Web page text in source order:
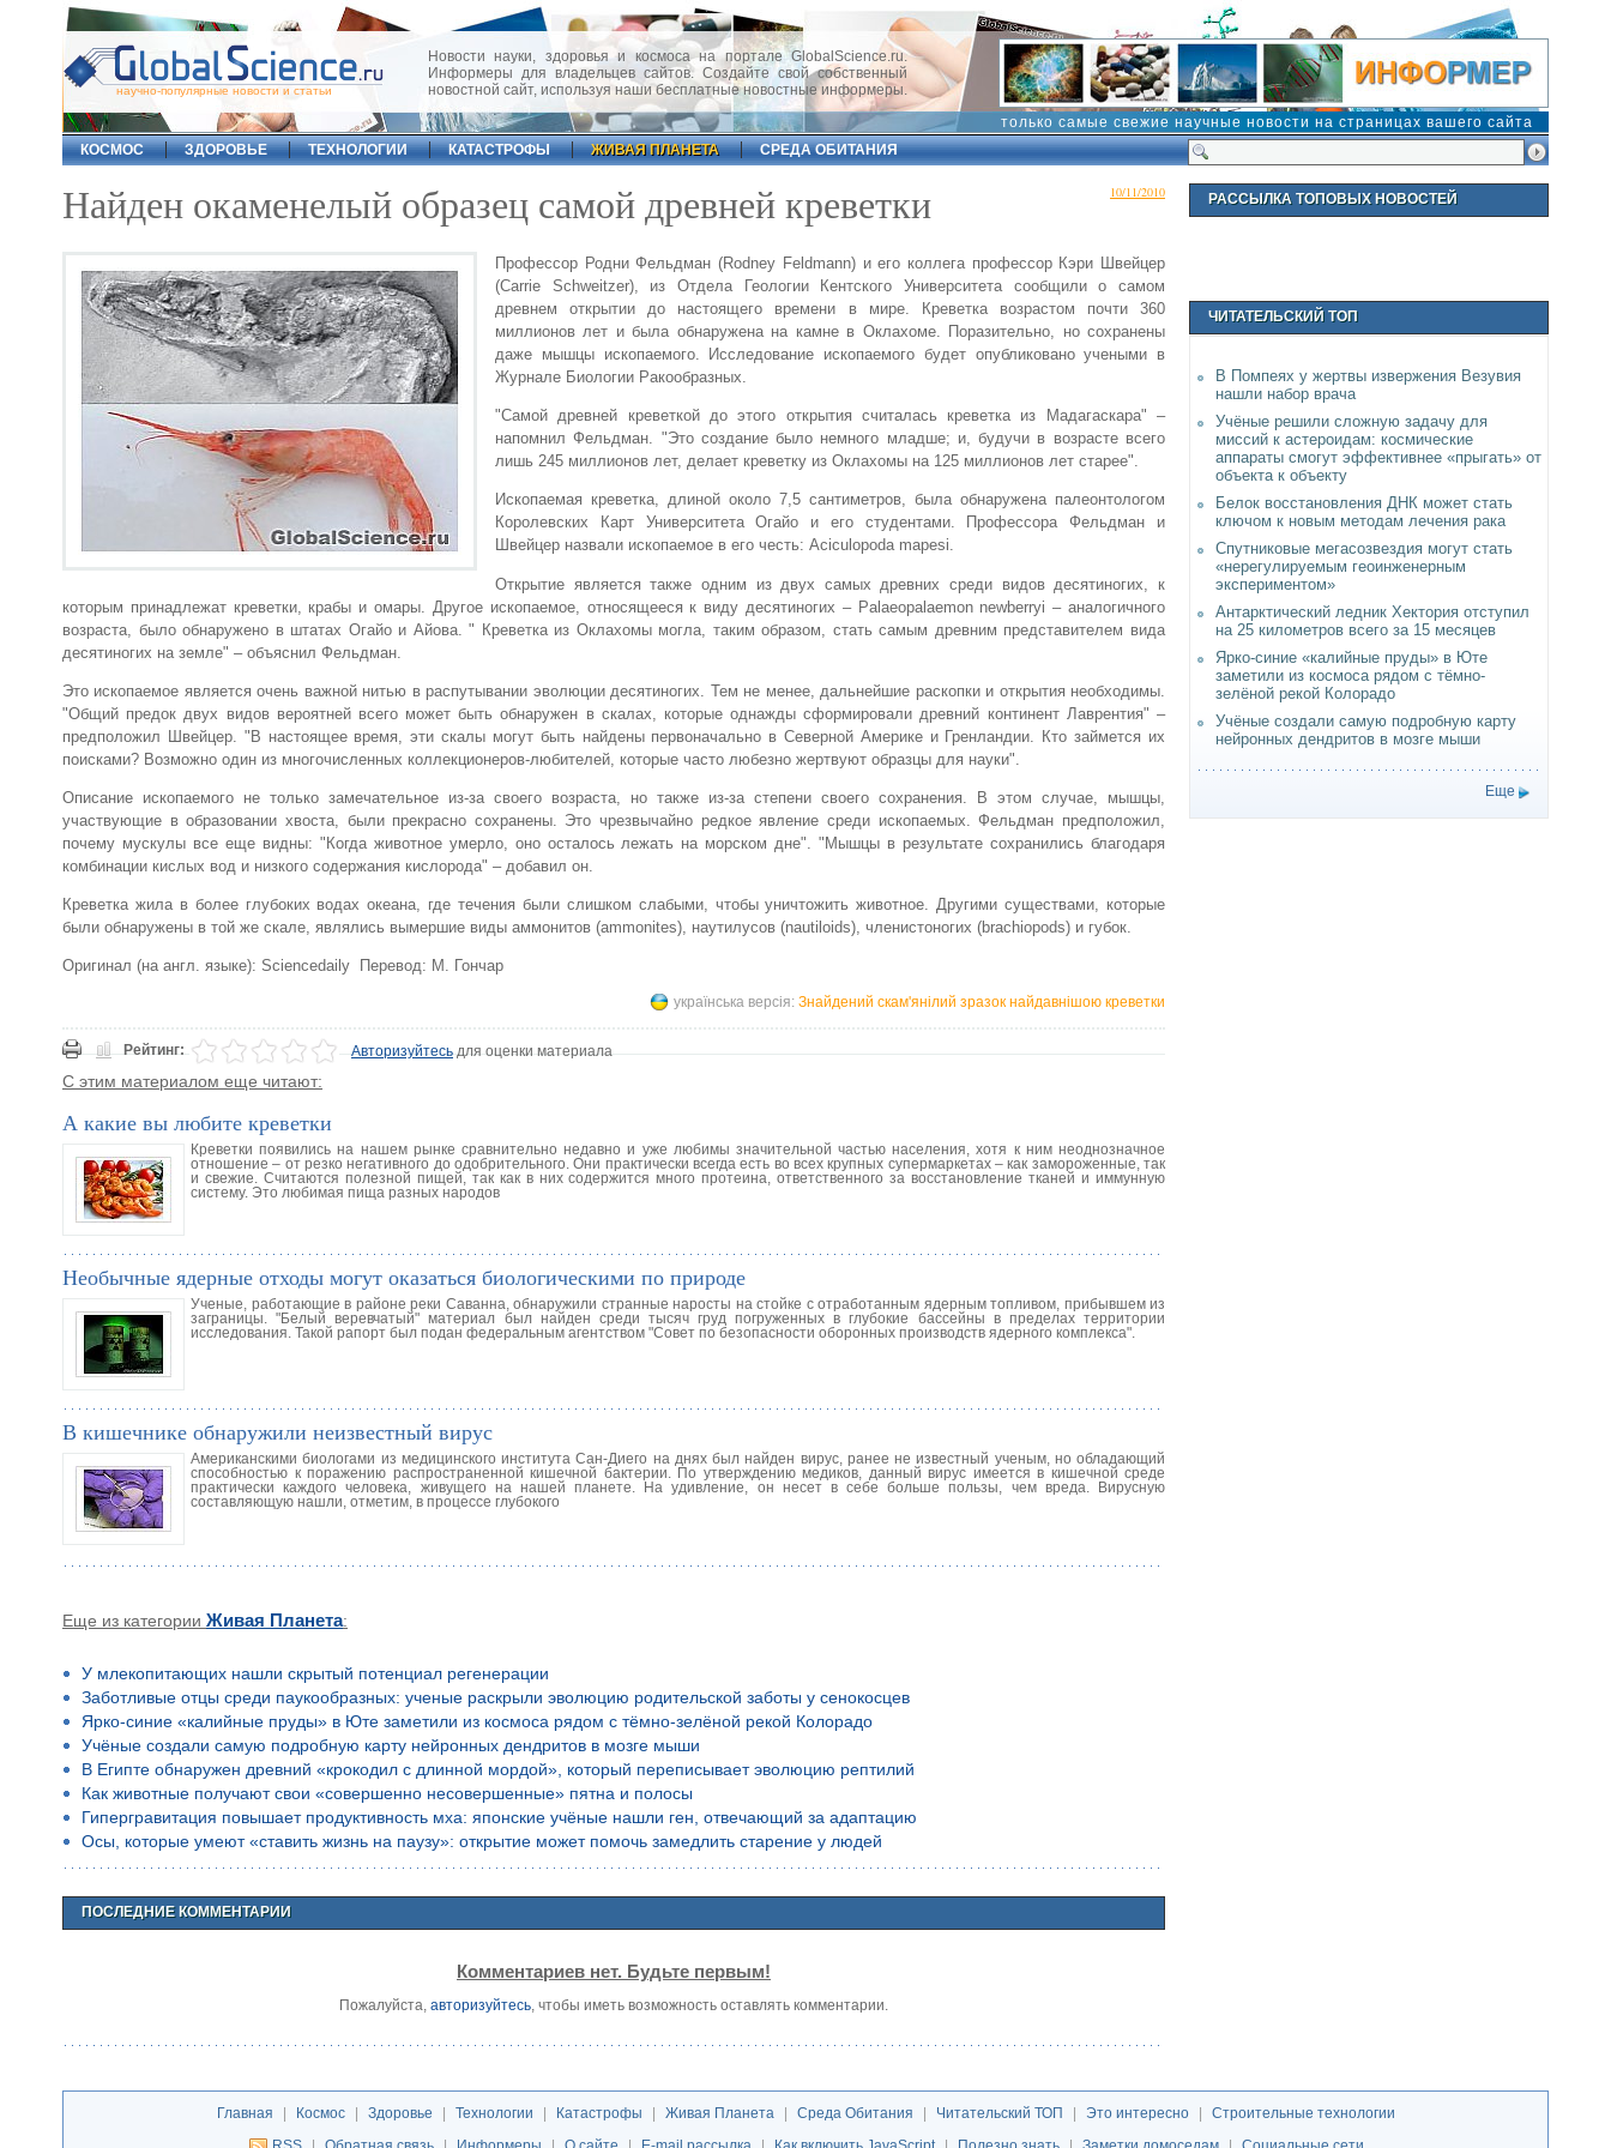
научно-популярные новости и статьи
Новости науки, здоровья и космоса на портале GlobalScience.ru.
Информеры для владельцев сайтов. Создайте свой собственный
новостной сайт, используя наши бесплатные новостные информеры.
только самые свежие научные новости на страницах вашего сайта
КОСМОС
ЗДОРОВЬЕ ТЕХНОЛОГИИ КАТАСТРОФЫ ЖИВАЯ ПЛАНЕТА СРЕДА ОБИТАНИЯ
10/11/2010
Найден окаменелый образец самой древней креветки
Профессор Родни Фельдман (Rodney Feldmann) и его коллега профессор Кэри Швейцер
(Carrie Schweitzer), из Отдела Геологии Кентского Университета сообщили о самом
древнем открытии до настоящего времени в мире. Креветка возрастом почти 360
миллионов лет и была обнаружена на камне в Оклахоме. Поразительно, но сохранены
даже мышцы ископаемого. Исследование ископаемого будет опубликовано учеными в
Журнале Биологии Ракообразных.
"Самой древней креветкой до этого открытия считалась креветка из Мадагаскара" –
напомнил Фельдман. "Это создание было немного младше; и, будучи в возрасте всего
лишь 245 миллионов лет, делает креветку из Оклахомы на 125 миллионов лет старее".
Ископаемая креветка, длиной около 7,5 сантиметров, была обнаружена палеонтологом
Королевских Карт Университета Огайо и его студентами. Профессора Фельдман и
Швейцер назвали ископаемое в его честь: Aciculopoda mapesi.
Открытие является также одним из двух самых древних среди видов десятиногих, к
которым принадлежат креветки, крабы и омары. Другое ископаемое, относящееся к виду десятиногих – Palaeopalaemon newberryi – аналогичного
возраста, было обнаружено в штатах Огайо и Айова. " Креветка из Оклахомы могла, таким образом, стать самым древним представителем вида
десятиногих на земле" – объяснил Фельдман.
Это ископаемое является очень важной нитью в распутывании эволюции десятиногих. Тем не менее, дальнейшие раскопки и открытия необходимы.
"Общий предок двух видов вероятней всего может быть обнаружен в скалах, которые однажды сформировали древний континент Лаврентия" –
предположил Швейцер. "В настоящее время, эти скалы могут быть найдены первоначально в Северной Америке и Гренландии. Кто займется их
поисками? Возможно один из многочисленных коллекционеров-любителей, которые часто любезно жертвуют образцы для науки".
Описание ископаемого не только замечательное из-за своего возраста, но также из-за степени своего сохранения. В этом случае, мышцы,
участвующие в образовании хвоста, были прекрасно сохранены. Это чрезвычайно редкое явление среди ископаемых. Фельдман предположил,
почему мускулы все еще видны: "Когда животное умерло, оно осталось лежать на морском дне". "Мышцы в результате сохранились благодаря
комбинации кислых вод и низкого содержания кислорода" – добавил он.
Креветка жила в более глубоких водах океана, где течения были слишком слабыми, чтобы уничтожить животное. Другими существами, которые
были обнаружены в той же скале, являлись вымершие виды аммонитов (ammonites), наутилусов (nautiloids), членистоногих (brachiopods) и губок.
Оригинал (на англ. языке): Sciencedaily Перевод: М. Гончар
українська версія: Знайдений скам'янілий зразок найдавнішою креветки
Рейтинг: Авторизуйтесьдля оценки материала
С этим материалом еще читают:
А какие вы любите креветки
Креветки появились на нашем рынке сравнительно недавно и уже любимы значительной частью населения, хотя к ним неоднозначное
отношение – от резко негативного до одобрительного. Они практически всегда есть во всех крупных супермаркетах – как замороженные, так
и свежие. Считаются полезной пищей, так как в них содержится много протеина, ответственного за восстановление тканей и иммунную
систему. Это любимая пища разных народов
Необычные ядерные отходы могут оказаться биологическими по природе
Ученые, работающие в районе реки Саванна, обнаружили странные наросты на стойке с отработанным ядерным топливом, прибывшем из
заграницы. "Белый веревчатый" материал был найден среди тысяч груд погруженных в глубокие бассейны в пределах территории
исследования. Такой рапорт был подан федеральным агентством "Совет по безопасности оборонных производств ядерного комплекса".
В кишечнике обнаружили неизвестный вирус
Американскими биологами из медицинского института Сан-Диего на днях был найден вирус, ранее не известный ученым, но обладающий
способностью к поражению распространенной кишечной бактерии. По утверждению медиков, данный вирус имеется в кишечной среде
практически каждого человека, живущего на нашей планете. На удивление, он несет в себе больше пользы, чем вреда. Вирусную
составляющую нашли, отметим, в процессе глубокого
Еще из категории Живая Планета:
У млекопитающих нашли скрытый потенциал регенерации
Заботливые отцы среди паукообразных: ученые раскрыли эволюцию родительской заботы у сенокосцев
Ярко-синие «калийные пруды» в Юте заметили из космоса рядом с тёмно-зелёной рекой Колорадо
Учёные создали самую подробную карту нейронных дендритов в мозге мыши
В Египте обнаружен древний «крокодил с длинной мордой», который переписывает эволюцию рептилий
Как животные получают свои «совершенно несовершенные» пятна и полосы
Гипергравитация повышает продуктивность мха: японские учёные нашли ген, отвечающий за адаптацию
Осы, которые умеют «ставить жизнь на паузу»: открытие может помочь замедлить старение у людей
ПОСЛЕДНИЕ КОММЕНТАРИИ
Комментариев нет. Будьте первым!
Пожалуйста, авторизуйтесь , чтобы иметь возможность оставлять комментарии.
РАССЫЛКА ТОПОВЫХ НОВОСТЕЙ
ЧИТАТЕЛЬСКИЙ ТОП
В Помпеях у жертвы извержения Везувия
нашли набор врача
Учёные решили сложную задачу для
миссий к астероидам: космические
аппараты смогут эффективнее «прыгать» от
объекта к объекту
Белок восстановления ДНК может стать
ключом к новым методам лечения рака
Спутниковые мегасозвездия могут стать
«нерегулируемым геоинженерным
экспериментом»
Антарктический ледник Хектория отступил
на 25 километров всего за 15 месяцев
Ярко-синие «калийные пруды» в Юте
заметили из космоса рядом с тёмно-
зелёной рекой Колорадо
Учёные создали самую подробную карту
нейронных дендритов в мозге мыши
Еще
Главная | Космос | Здоровье | Технологии | Катастрофы | Живая Планета | Среда Обитания | Читательский ТОП | Это интересно |
Строительные технологии